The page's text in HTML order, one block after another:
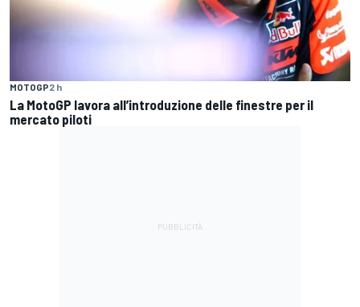
MOTOGP2 h
La MotoGP lavora all’introduzione delle finestre per il
mercato piloti